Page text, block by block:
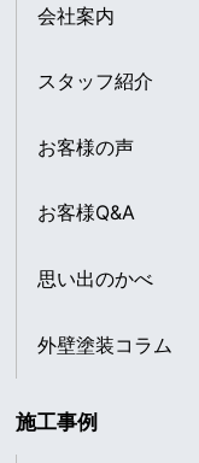
会社案内
スタッフ紹介
お客様の声
お客様Q&A
思い出のかべ
外壁塗装コラム
施工事例